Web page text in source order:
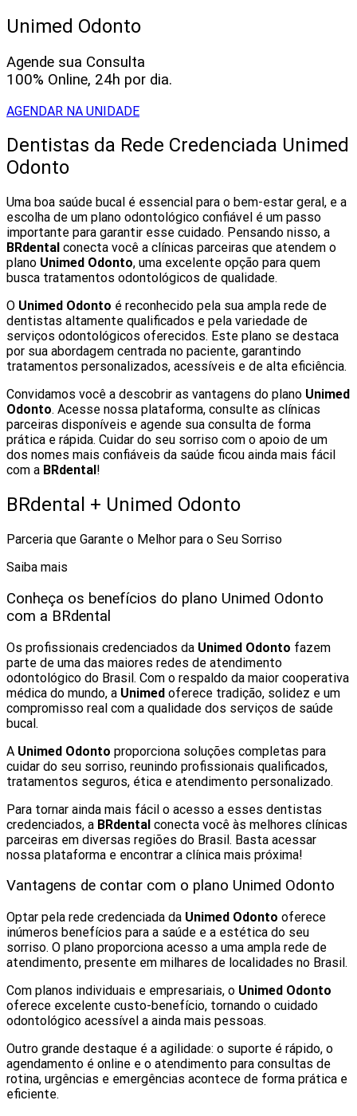
Unimed Odonto
Agende sua Consulta
100% Online, 24h por dia.
AGENDAR NA UNIDADE
Dentistas da Rede Credenciada Unimed
Odonto
Uma boa saúde bucal é essencial para o bem-estar geral, e a
escolha de um plano odontológico confiável é um passo
importante para garantir esse cuidado. Pensando nisso, a
BRdental conecta você a clínicas parceiras que atendem o
plano Unimed Odonto, uma excelente opção para quem
busca tratamentos odontológicos de qualidade.
O Unimed Odonto é reconhecido pela sua ampla rede de
dentistas altamente qualificados e pela variedade de
serviços odontológicos oferecidos. Este plano se destaca
por sua abordagem centrada no paciente, garantindo
tratamentos personalizados, acessíveis e de alta eficiência.
Convidamos você a descobrir as vantagens do plano Unimed
Odonto. Acesse nossa plataforma, consulte as clínicas
parceiras disponíveis e agende sua consulta de forma
prática e rápida. Cuidar do seu sorriso com o apoio de um
dos nomes mais confiáveis da saúde ficou ainda mais fácil
com a BRdental !
BRdental + Unimed Odonto
Parceria que Garante o Melhor para o Seu Sorriso
Saiba mais
Conheça os benefícios do plano Unimed Odonto
com a BRdental
Os profissionais credenciados da Unimed Odonto fazem
parte de uma das maiores redes de atendimento
odontológico do Brasil. Com o respaldo da maior cooperativa
médica do mundo, a Unimed oferece tradição, solidez e um
compromisso real com a qualidade dos serviços de saúde
bucal.
A Unimed Odonto proporciona soluções completas para
cuidar do seu sorriso, reunindo profissionais qualificados,
tratamentos seguros, ética e atendimento personalizado.
Para tornar ainda mais fácil o acesso a esses dentistas
credenciados, a BRdental conecta você às melhores clínicas
parceiras em diversas regiões do Brasil. Basta acessar
nossa plataforma e encontrar a clínica mais próxima!
Vantagens de contar com o plano Unimed Odonto
Optar pela rede credenciada da Unimed Odonto oferece
inúmeros benefícios para a saúde e a estética do seu
sorriso. O plano proporciona acesso a uma ampla rede de
atendimento, presente em milhares de localidades no Brasil.
Com planos individuais e empresariais, o Unimed Odonto
oferece excelente custo-benefício, tornando o cuidado
odontológico acessível a ainda mais pessoas.
Outro grande destaque é a agilidade: o suporte é rápido, o
agendamento é online e o atendimento para consultas de
rotina, urgências e emergências acontece de forma prática e
eficiente.